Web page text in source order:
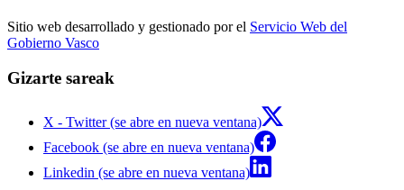
Sitio web desarrollado y gestionado por el Servicio Web del
Gobierno Vasco
Gizarte sareak
X - Twitter (se abre en nueva ventana)
Facebook (se abre en nueva ventana)
Linkedin (se abre en nueva ventana)